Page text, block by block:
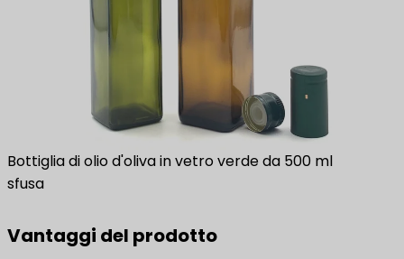
Bottiglia di olio d'oliva in vetro verde da 500 ml
sfusa
Vantaggi del prodotto